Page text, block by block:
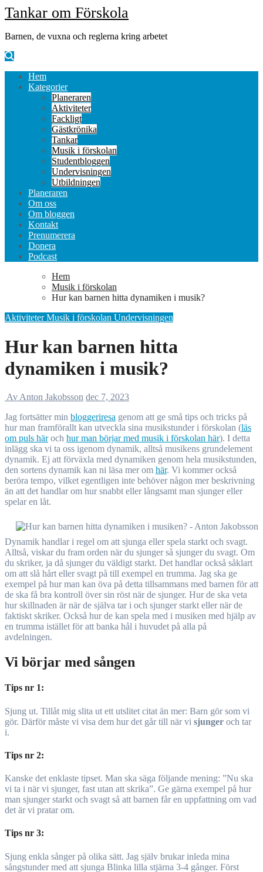
Tankar om Förskola
Barnen, de vuxna och reglerna kring arbetet
Hem
Kategorier
Planeraren
Aktiviteter
Fackligt
Gästkrönika
Tankar
Musik i förskolan
Studentbloggen
Undervisningen
Utbildningen
Planeraren
Om oss
Om bloggen
Kontakt
Prenumerera
Donera
Podcast
Hem
Musik i förskolan
Hur kan barnen hitta dynamiken i musik?
AktiviteterMusik i förskolan Undervisningen
Hur kan barnen hitta
dynamiken i musik?
Av Anton Jakobsson dec 7, 2023
Jag fortsätter min bloggeriresa genom att ge små tips och tricks på
hur man framförallt kan utveckla sina musikstunder i förskolan (läs
om puls häroch hur man börjar med musik i förskolan här). I detta
inlägg ska vi ta oss igenom dynamik, alltså musikens grundelement
dynamik. Ej att förväxla med dynamiken genom hela musikstunden,
den sortens dynamik kan ni läsa mer om här. Vi kommer också
beröra tempo, vilket egentligen inte behöver någon mer beskrivning
än att det handlar om hur snabbt eller långsamt man sjunger eller
spelar en låt.
Dynamik handlar i regel om att sjunga eller spela starkt och svagt.
Alltså, viskar du fram orden när du sjunger så sjunger du svagt. Om
du skriker, ja då sjunger du väldigt starkt. Det handlar också såklart
om att slå hårt eller svagt på till exempel en trumma. Jag ska ge
exempel på hur man kan öva på detta tillsammans med barnen för att
de ska få bra kontroll över sin röst när de sjunger. Hur de ska veta
hur skillnaden är när de själva tar i och sjunger starkt eller när de
faktiskt skriker. Också hur de kan spela med i musiken med hjälp av
en trumma istället för att banka hål i huvudet på alla på
avdelningen.
Vi börjar med sången
Tips nr 1:
Sjung ut. Tillåt mig slita ut ett utslitet citat än mer: Barn gör som vi
gör. Därför måste vi visa dem hur det går till när vi sjunger och tar
i.
Tips nr 2:
Kanske det enklaste tipset. Man ska säga följande mening: ”Nu ska
vi ta i när vi sjunger, fast utan att skrika”. Ge gärna exempel på hur
man sjunger starkt och svagt så att barnen får en uppfattning om vad
det är vi pratar om.
Tips nr 3:
Sjung enkla sånger på olika sätt. Jag själv brukar inleda mina
sångstunder med att sjunga Blinka lilla stjärna 3-4 gånger. Först